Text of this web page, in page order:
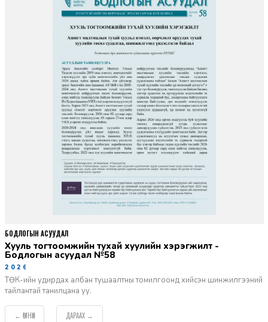
Хууль тогтоомжийн тухай хуулийн хэрэгжилт -
Бодлогын асуудал №58
2026-06-02
ТӨК-ийн удирдах албан тушаалтны томилгоонд хийсэн шинжилгээний
тайлантай танилцана уу.
БОДЛОГЫН АСУУДАЛ
← ӨМНӨХ ДАРААХ →